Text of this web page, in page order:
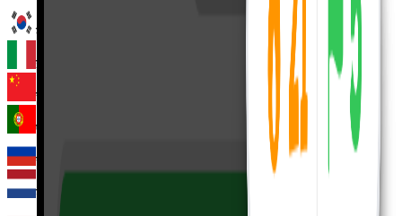
कोरियाई
इतालवी
चीनी
पुर्तगाली
रूसी
डच